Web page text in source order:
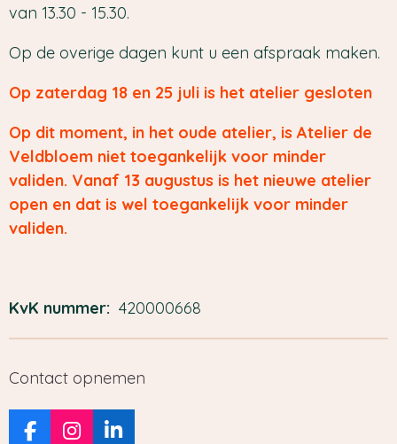
van 13.30 - 15.30.
Op de overige dagen kunt u een afspraak maken.
Op zaterdag 18 en 25 juli is het atelier gesloten
Op dit moment, in het oude atelier, is Atelier de
Veldbloem niet toegankelijk voor minder
validen. Vanaf 13 augustus is het nieuwe atelier
open en dat is wel toegankelijk voor minder
validen.
KvK nummer: 420000668
Contact opnemen
F
I
L